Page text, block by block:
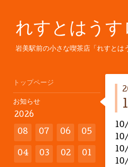
れすとはうす
岩美駅前の小さな喫茶店「れすとは
トップページ
お知らせ
2026
08 07 06 05
04 03 02 01